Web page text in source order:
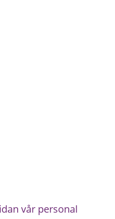
vår personal